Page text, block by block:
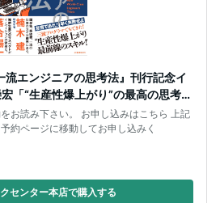
流エンジニアの思考法』刊行記念イ
「“生産性爆上がり”の最高の思考
お読み下さい。 お申し込みはこちら 上記
約ページに移動してお申し込みく
センター本店で購入する